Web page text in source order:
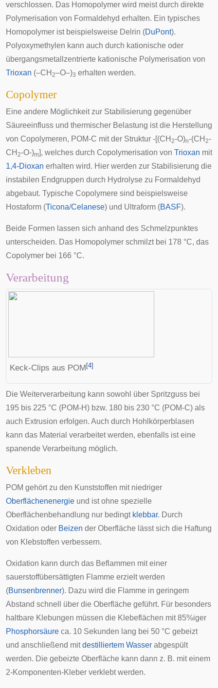
verschlossen. Das Homopolymer wird meist durch direkte
Polymerisation von Formaldehyd erhalten. Ein typisches
Homopolymer ist beispielsweise Delrin (DuPont).
Polyoxymethylen kann auch durch kationische oder
übergangsmetallzentrierte kationische Polymerisation von
Trioxan (–CH 2–O–)3 erhalten werden.
Copolymer
Eine andere Möglichkeit zur Stabilisierung gegenüber
Säureeinfluss und thermischer Belastung ist die Herstellung
von Copolymeren, POM-C mit der Struktur -[(CH 2-O)n-(CH 2-
CH 2-O-)m], welches durch Copolymerisation von Trioxan mit
1,4-Dioxan erhalten wird. Hier werden zur Stabilisierung die
instabilen Endgruppen durch Hydrolyse zu Formaldehyd
abgebaut. Typische Copolymere sind beispielsweise
Hostaform (Ticona/Celanese) und Ultraform (BASF).
Beide Formen lassen sich anhand des Schmelzpunktes
unterscheiden. Das Homopolymer schmilzt bei 178 °C, das
Copolymer bei 166 °C.
Verarbeitung
Keck-Clips aus POM[4]
Die Weiterverarbeitung kann sowohl über Spritzguss bei
195 bis 225 °C (POM-H) bzw. 180 bis 230 °C (POM-C) als
auch Extrusion erfolgen. Auch durch Hohlkörperblasen
kann das Material verarbeitet werden, ebenfalls ist eine
spanende Verarbeitung möglich.
Verkleben
POM gehört zu den Kunststoffen mit niedriger
Oberflächenenergie und ist ohne spezielle
Oberflächenbehandlung nur bedingt klebbar. Durch
Oxidation oder Beizen der Oberfläche lässt sich die Haftung
von Klebstoffen verbessern.
Oxidation kann durch das Beflammen mit einer
sauerstoffübersättigten Flamme erzielt werden
(Bunsenbrenner). Dazu wird die Flamme in geringem
Abstand schnell über die Oberfläche geführt. Für besonders
haltbare Klebungen müssen die Klebeflächen mit 85%iger
Phosphorsäure ca. 10 Sekunden lang bei 50 °C gebeizt
und anschließend mitdestilliertem Wasser abgespült
werden. Die gebeizte Oberfläche kann dann z. B. mit einem
2-Komponenten-Kleber verklebt werden.